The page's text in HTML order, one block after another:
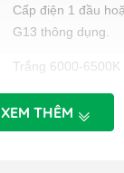
Cấp điện 1 đầu
G13 thông dụng.
Trắng 6000-6500K
130 lm/W
XEM THÊM